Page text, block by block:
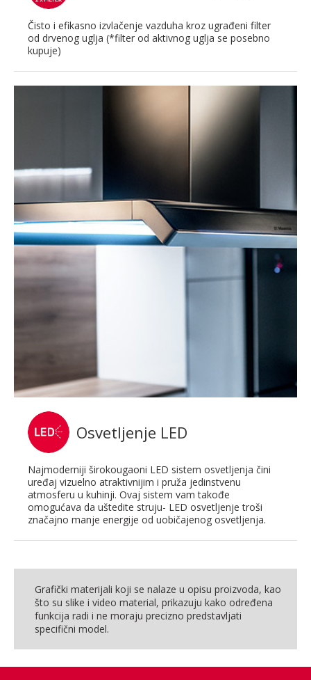
Čisto i efikasno izvlačenje vazduha kroz ugrađeni filter
od drvenog uglja (*filter od aktivnog uglja se posebno
kupuje)
Osvetljenje LED
Najmoderniji širokougaoni LED sistem osvetljenja čini
uređaj vizuelno atraktivnijim i pruža jedinstvenu
atmosferu u kuhinji. Ovaj sistem vam takođe
omogućava da uštedite struju- LED osvetljenje troši
značajno manje energije od uobičajenog osvetljenja.
Grafički materijali koji se nalaze u opisu proizvoda, kao
što su slike i video material, prikazuju kako određena
funkcija radi i ne moraju precizno predstavljati
specifični model.